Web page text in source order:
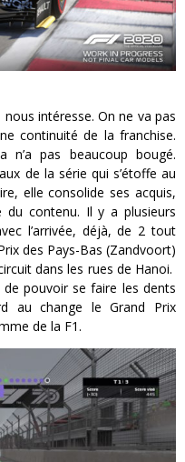
intéresse. On ne va pas
continuité de la franchise.
n’a pas beaucoup bougé.
de la série qui s’étoffe au
elle consolide ses acquis,
contenu. Il y a plusieurs
l’arrivée, déjà, de 2 tout
des Pays-Bas (Zandvoort)
dans les rues de Hanoi.
pouvoir se faire les dents
au change le Grand Prix
de la F1.